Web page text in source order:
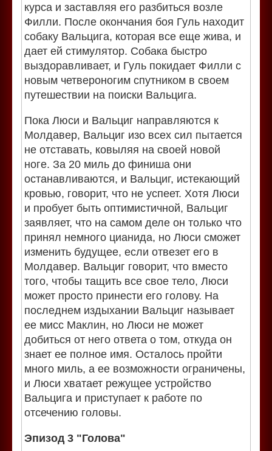
курса и заставляя его разбиться возле
Филли. После окончания боя Гуль находит
собаку Вальцига, которая все еще жива, и
дает ей стимулятор. Собака быстро
выздоравливает, и Гуль покидает Филли с
новым четвероногим спутником в своем
путешествии на поиски Вальцига.
Пока Люси и Вальциг направляются к
Молдавер, Вальциг изо всех сил пытается
не отставать, ковыляя на своей новой
ноге. За 20 миль до финиша они
останавливаются, и Вальциг, истекающий
кровью, говорит, что не успеет. Хотя Люси
и пробует быть оптимистичной, Вальциг
заявляет, что на самом деле он только что
принял немного цианида, но Люси сможет
изменить будущее, если отвезет его в
Молдавер. Вальциг говорит, что вместо
того, чтобы тащить все свое тело, Люси
может просто принести его голову. На
последнем издыхании Вальциг называет
ее мисс Маклин, но Люси не может
добиться от него ответа о том, откуда он
знает ее полное имя. Осталось пройти
много миль, а ее возможности ограничены,
и Люси хватает режущее устройство
Вальцига и приступает к работе по
отсечению головы.
Эпизод 3 "Голова"